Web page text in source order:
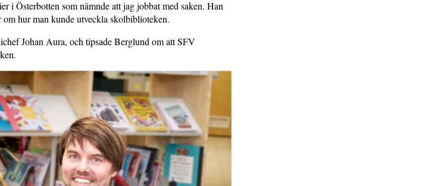
i Österbotten som nämnde att jag jobbat med saken. Han
hur man kunde utveckla skolbiblioteken.
Johan Aura, och tipsade Berglund om att SFV